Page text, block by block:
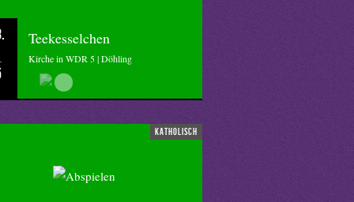
Teekesselchen
Kirche in WDR 5 | Döhling
katholisch